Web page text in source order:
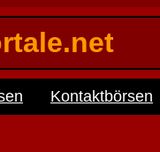
Kontaktbörsen